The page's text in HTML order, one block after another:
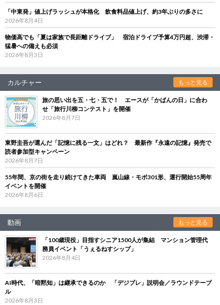
「中東発」値上げラッシュが本格化 飲食料品値上げ、約3年ぶりの多さに
2026年8月4日
物価高でも「夏は家族で長距離ドライブ」 宿泊ドライブ予算4万円超、渋滞・
猛暑への備えも必須
2026年8月3日
カルチャー もっと見る
旅の思い出を五・七・五で！ エースが「かばんの日」に合わ
せ「旅行川柳コンテスト」を開催
2026年8月7日
東野圭吾が選んだ「記憶に残る一文」はどれ？ 最新作『永遠の記憶』発売で
読者参加型キャンペーン
2026年8月7日
55年間、京の街を走り続けてきた車両 嵐山線・モボ301形、運行開始55周年
イベントを開催
2026年8月6日
動画 もっと見る
「100歳現役」目指すシニア1500人が集結 マンション管理代
務員イベント「うぇるねすシップ」
2026年8月4日
AI時代、「暗黙知」は継承できるのか 「デジブレ」説明会／ラウンドテーブ
ル
2026年8月3日